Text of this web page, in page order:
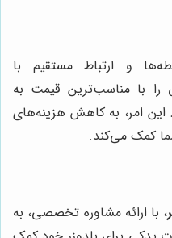
و ارتباط مستقیم با
را با مناسب‌ترین قیمت به
امر، به کاهش هزینه‌های
کمک می‌کند.
، با ارائه مشاوره تخصصی، به